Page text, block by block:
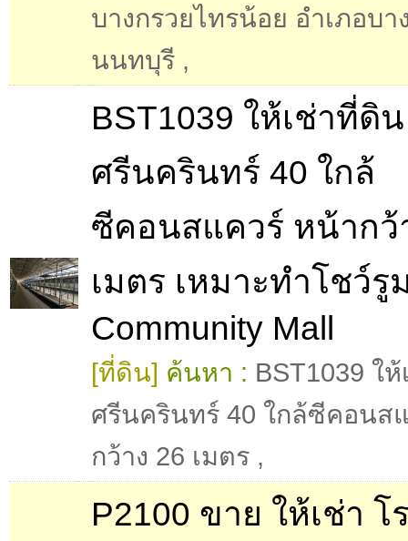
บางกรวยไทรน้อย อำเภอบา
นนทบุรี ,
BST1039 ให้เช่าที่ดิน
ศรีนครินทร์ 40 ใกล้
ซีคอนสแควร์ หน้ากว้
เมตร เหมาะทำโชว์รู
Community Mall
[ที่ดิน] ค้นหา : BST1039 ใ
ศรีนครินทร์ 40 ใกล้ซีคอนส
กว้าง 26 เมตร ,
P2100 ขาย ให้เช่า โ